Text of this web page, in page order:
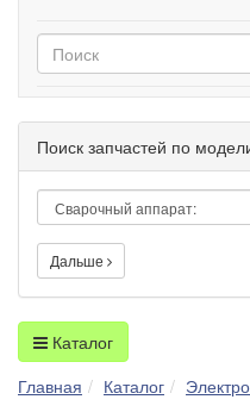
Поиск запчастей по
Дальше
Каталог
Главная
Каталог